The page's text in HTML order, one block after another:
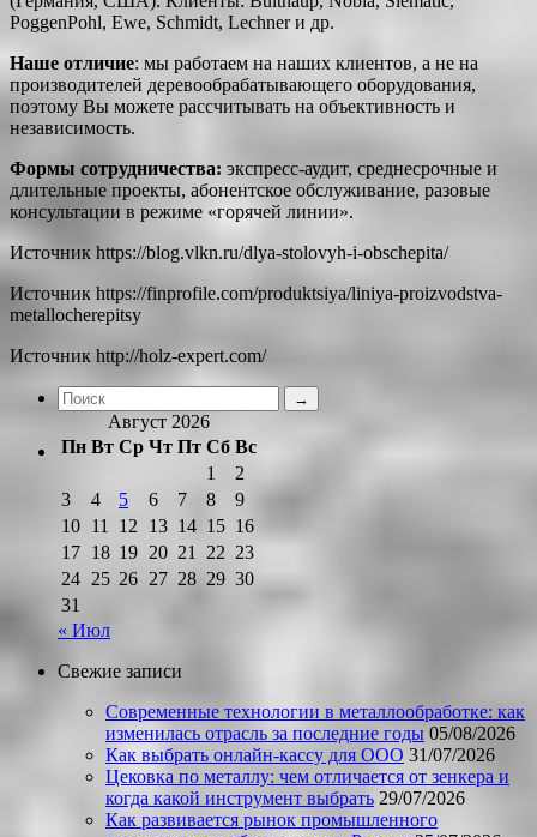
PoggenPohl, Ewe, Schmidt, Lechner и др.
Наше отличие: мы работаем на наших клиентов, а не на
производителей деревообрабатывающего оборудования,
поэтому Вы можете рассчитывать на объективность и
независимость.
Формы сотрудничества: экспресс-аудит, среднесрочные и
длительные проекты, абонентское обслуживание, разовые
консультации в режиме «горячей линии».
Источник https://blog.vlkn.ru/dlya-stolovyh-i-obschepita/
Источник https://finprofile.com/produktsiya/liniya-proizvodstva-
metallocherepitsy
Источник http://holz-expert.com/
Август 2026
Пн Вт Ср Чт Пт Сб Вс
1
2
3
4 5 6 7 8
9
10 11 12 13 14 15 16
17 18 19 20 21 22 23
24 25 26 27 28 29 30
31
« Июл
Свежие записи
Современные технологии в металлообработке: как
изменилась отрасль за последние годы 05/08/2026
Как выбрать онлайн-кассу для ООО 31/07/2026
Цековка по металлу: чем отличается от зенкера и
когда какой инструмент выбрать 29/07/2026
Как развивается рынок промышленного